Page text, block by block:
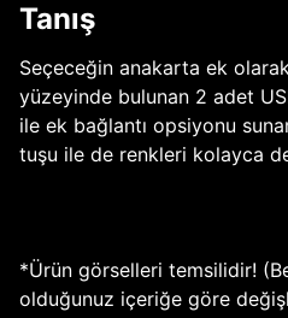
Tanış
Seçeceğin anakarta ek
yüzeyinde bulunan 2 adet
ile ek bağlantı opsiyonu
tuşu ile de renkleri kolayca
*Ürün görselleri temsilidir!
olduğunuz içeriğe göre